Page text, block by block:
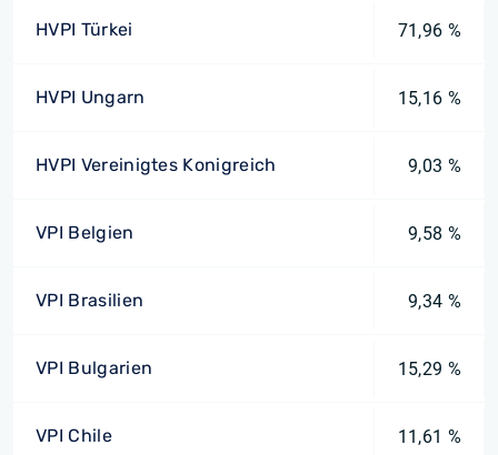
HVPI Türkei 71,96 %
HVPI Ungarn 15,16 %
HVPI Vereinigtes Konigreich 9,03 %
VPI Belgien 9,58 %
VPI Brasilien 9,34 %
VPI Bulgarien 15,29 %
VPI Chile 11,61 %